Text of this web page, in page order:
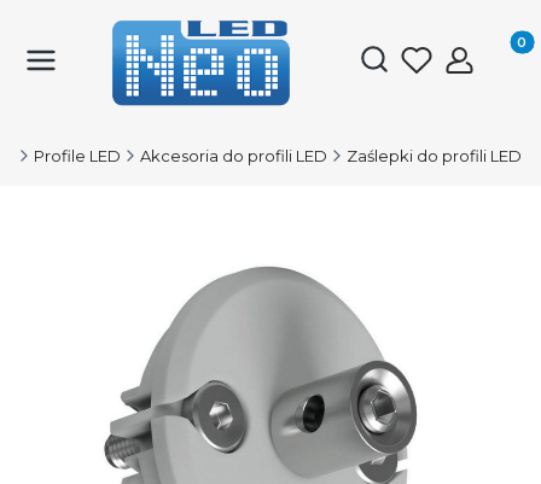
Otwórz
Profile LED Akcesoria do profili LED Zaślepki do profili LED